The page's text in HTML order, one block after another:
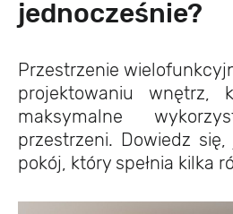
jednocześnie?
Przestrzenie
projektowaniu wnętrz,
maksymalne
przestrzeni. Dowiedz
pokój, który spełnia kilka